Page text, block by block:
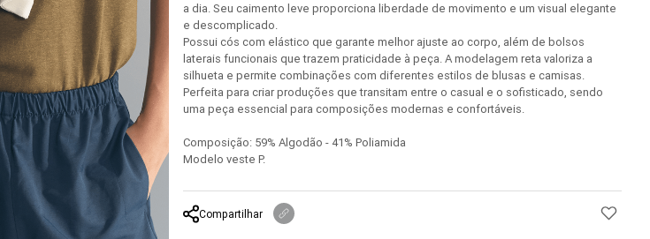
a dia. Seu caimento leve proporciona liberdade de movimento e um visual elegante
e descomplicado.
Possui cós com elástico que garante melhor ajuste ao corpo, além de bolsos
laterais funcionais que trazem praticidade à peça. A modelagem reta valoriza a
silhueta e permite combinações com diferentes estilos de blusas e camisas.
Perfeita para criar produções que transitam entre o casual e o sofisticado, sendo
uma peça essencial para composições modernas e confortáveis.
Composição: 59% Algodão - 41% Poliamida
Modelo veste P.
Compartilhar